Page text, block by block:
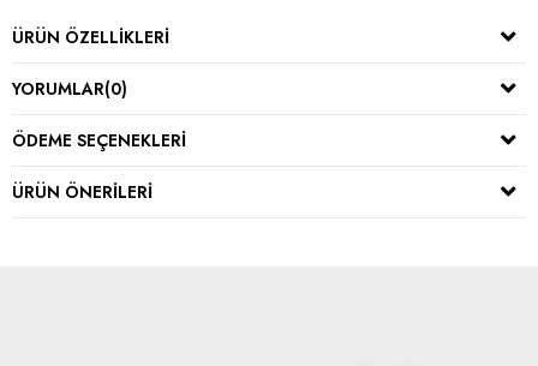
ÜRÜN ÖZELLIKLERI
YORUMLAR(0)
ÖDEME SEÇENEKLERI
ÜRÜN ÖNERILERI